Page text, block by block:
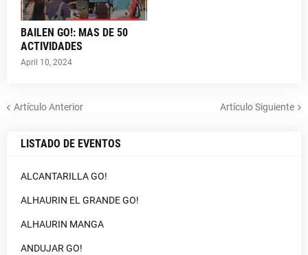
BAILEN GO!: MAS DE 50
ACTIVIDADES
April 10, 2024
Artículo Anterior Artículo Siguiente
LISTADO DE EVENTOS
ALCANTARILLA GO!
ALHAURIN EL GRANDE GO!
ALHAURIN MANGA
ANDUJAR GO!